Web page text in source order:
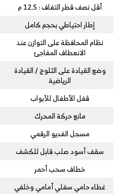
أقل نصف قطر التفاف : 12.5 م
إطار احتياطي بحجم كامل
نظام المحافظة على التوازن عند
الانعطاف المفاجئ
وضع القيادة على الثلوج / القيادة
الرياضية
قفل الأطفال للأبواب
مانع حركة المحرك
مسجل الفديو الرقمي
سقف أسود صلب قابل للكشف
خطاف سحب أحمر
غطاء حامي سفلي أمامي وخلفي